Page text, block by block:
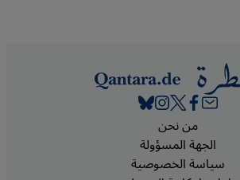
Footer
من نحن
الجهة المسؤولة
سياسة الخصوصية